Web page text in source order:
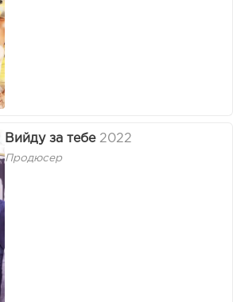
Вийду за тебе 2022
Продюсер